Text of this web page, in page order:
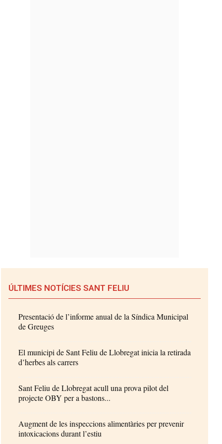
ÚLTIMES NOTÍCIES SANT FELIU
Presentació de l’informe anual de la Síndica Municipal
de Greuges
El municipi de Sant Feliu de Llobregat inicia la retirada
d’herbes als carrers
Sant Feliu de Llobregat acull una prova pilot del
projecte OBY per a bastons...
Augment de les inspeccions alimentàries per prevenir
intoxicacions durant l’estiu